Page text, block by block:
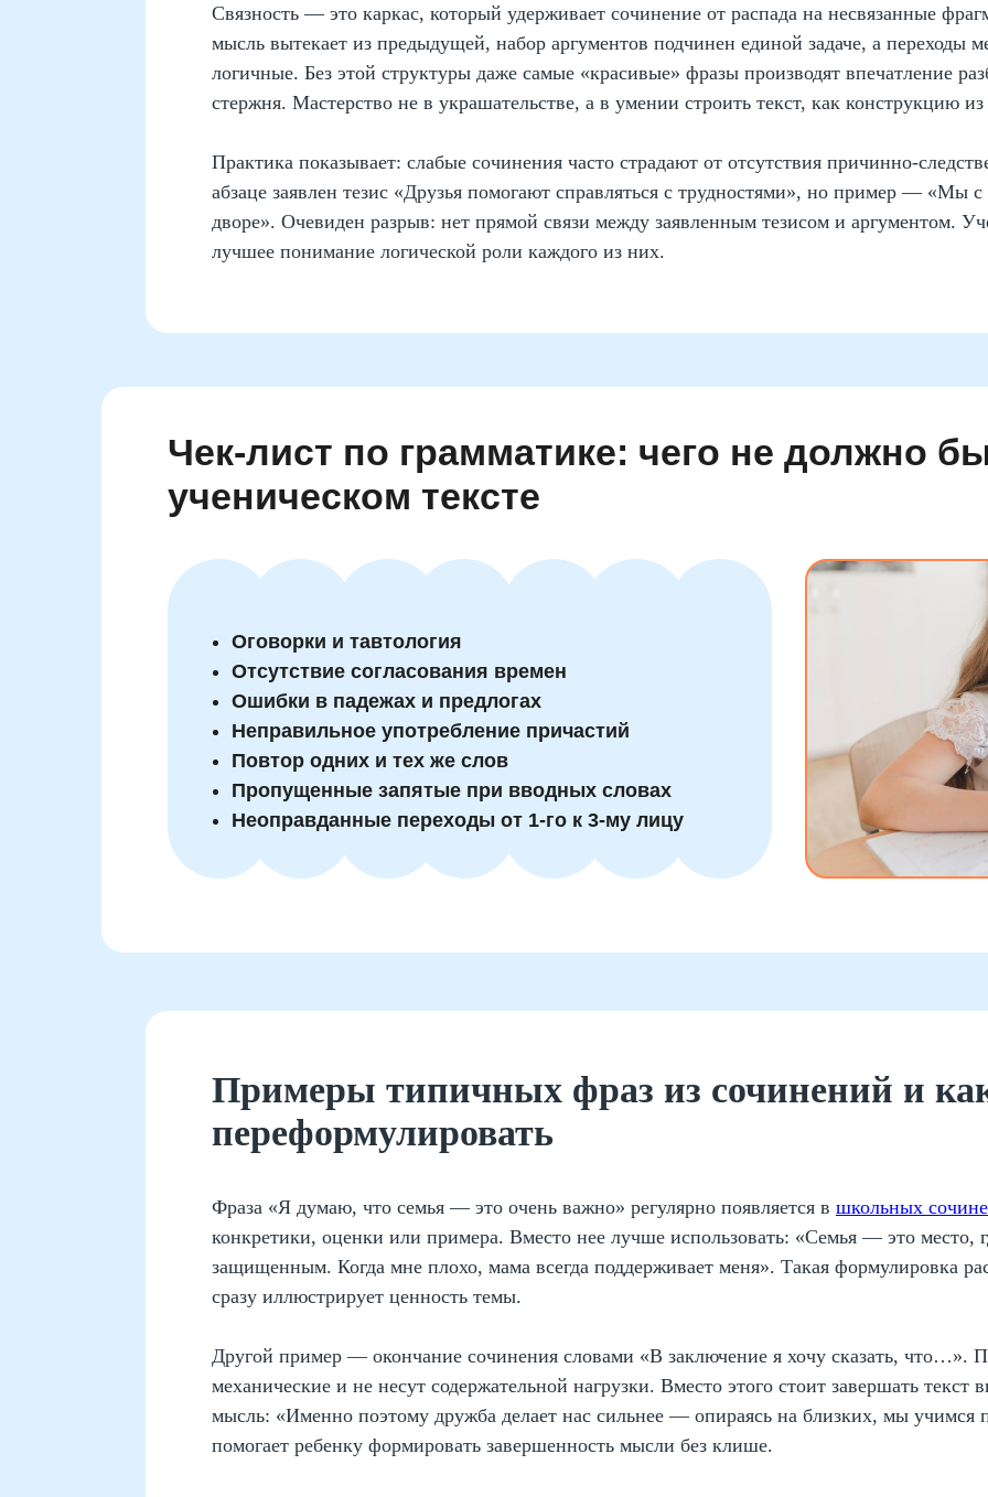
Связность — это каркас, который удерживает сочинение от распада на несвязанные
мысль вытекает из предыдущей, набор аргументов подчинен единой задаче, а переходы
логичные. Без этой структуры даже самые «красивые» фразы производят впечатление
стержня. Мастерство не в украшательстве, а в умении строить текст, как конструкцию
Практика показывает: слабые сочинения часто страдают от отсутствия причинно-
абзаце заявлен тезис «Друзья помогают справляться с трудностями», но пример — «Мы
дворе». Очевиден разрыв: нет прямой связи между заявленным тезисом и аргументом.
лучшее понимание логической роли каждого из них.
Оговорки и тавтология
Отсутствие согласования времен
Ошибки в падежах и предлогах
Неправильное употребление причастий
Повтор одних и тех же слов
Пропущенные запятые при вводных словах
Неоправданные переходы от 1-го к 3-му лицу
Чек-лист по грамматике: чего не должно
ученическом тексте
Примеры типичных фраз из сочинений и
переформулировать
Фраза «Я думаю, что семья — это очень важно» регулярно появляется в школьных
конкретики, оценки или примера. Вместо нее лучше использовать: «Семья — это место,
защищенным. Когда мне плохо, мама всегда поддерживает меня». Такая формулировка
сразу иллюстрирует ценность темы.
Другой пример — окончание сочинения словами «В заключение я хочу сказать, что…».
механические и не несут содержательной нагрузки. Вместо этого стоит завершать
мысль: «Именно поэтому дружба делает нас сильнее — опираясь на близких, мы учимся
помогает ребенку формировать завершенность мысли без клише.